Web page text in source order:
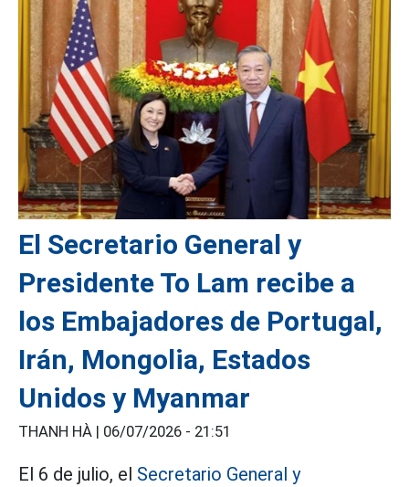
El Secretario General y
Presidente To Lam recibe a
los Embajadores de Portugal,
Irán, Mongolia, Estados
Unidos y Myanmar
THANH HÀ | 06/07/2026 - 21:51
El 6 de julio, el Secretario General y